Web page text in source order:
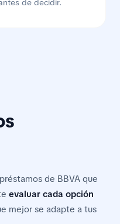
de decidir.
de BBVA que
evaluar cada opción
mejor se adapte a tus